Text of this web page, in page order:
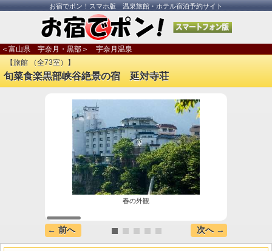
お宿でポン！スマホ版 温泉旅館・ホテル宿泊予約サイト
＜富山県 宇奈月・黒部＞ 宇奈月温泉
【旅館 （全73室）】
旬菜食楽黒部峡谷絶景の宿 延対寺荘
春の外観
← 前へ 次へ →